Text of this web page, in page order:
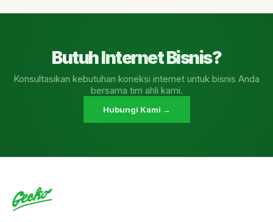
Butuh Internet Bisnis?
Konsultasikan kebutuhan koneksi internet untuk bisnis Anda
bersama tim ahli kami.
Hubungi Kami →